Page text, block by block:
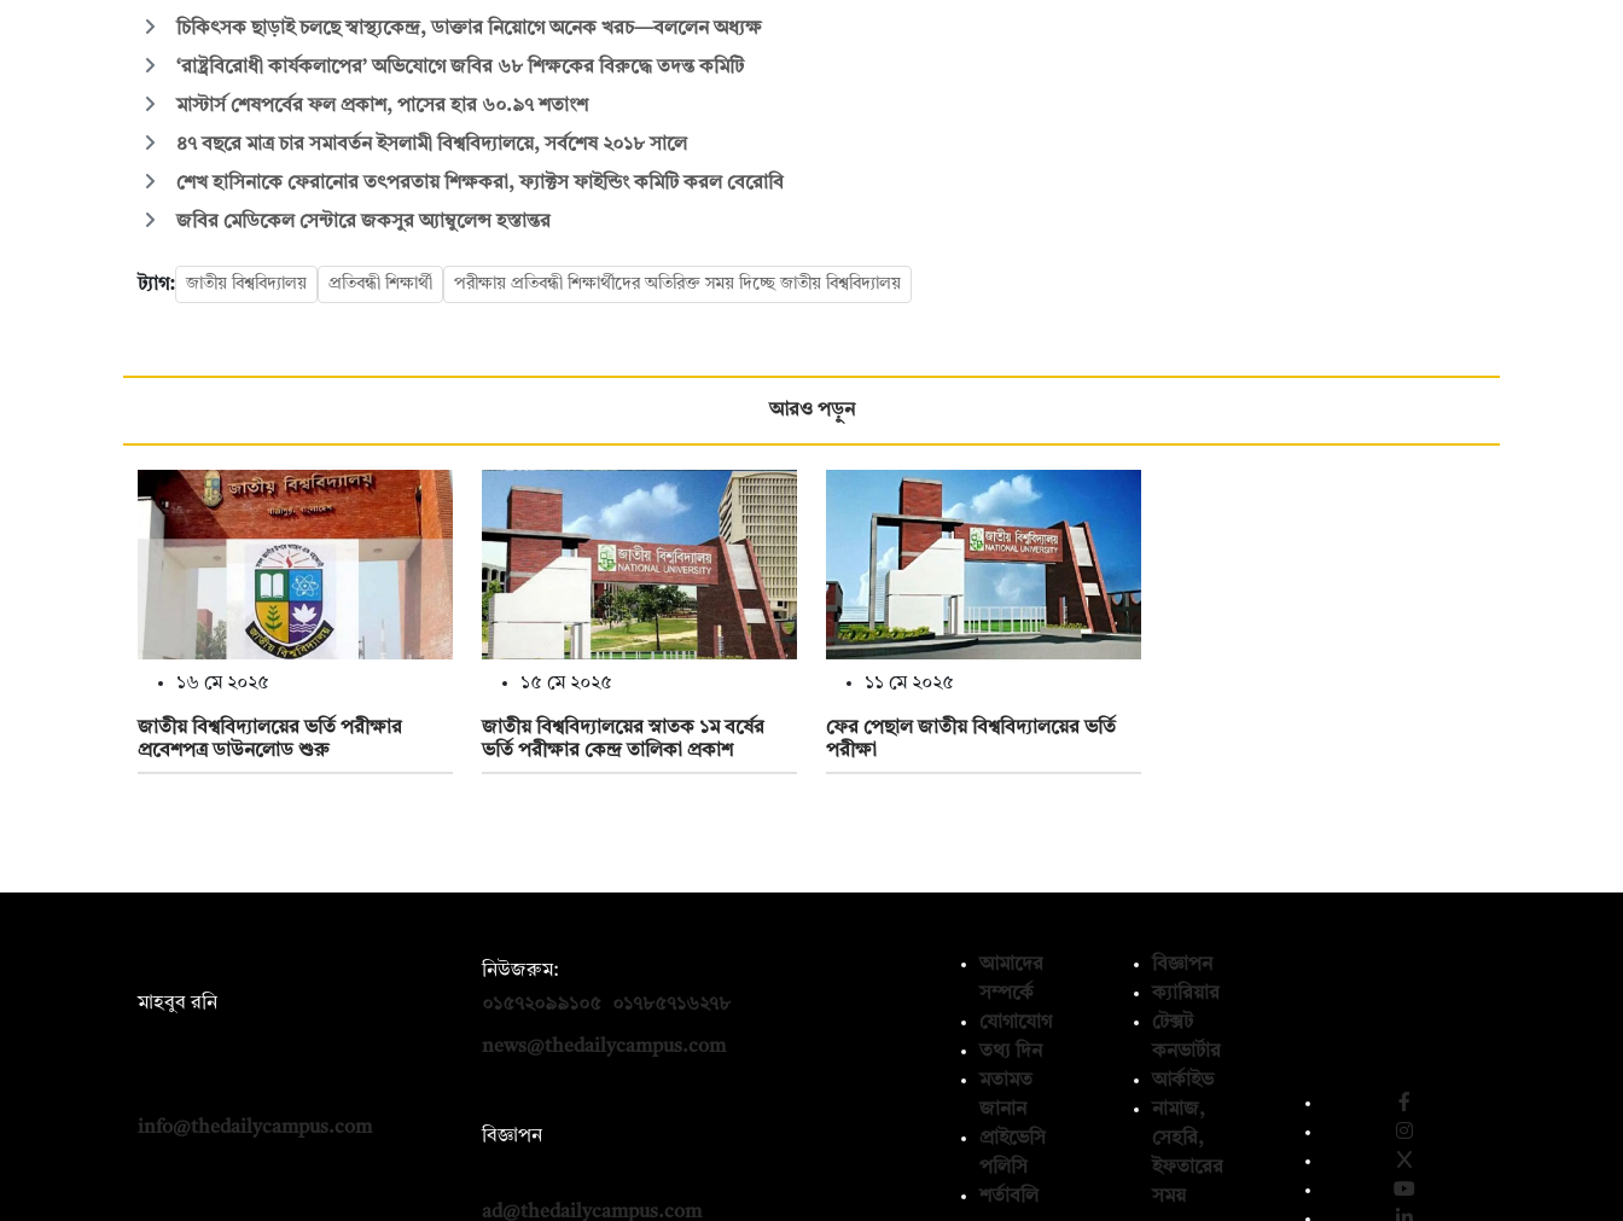
চিকিৎসক ছাড়াই চলছে স্বাস্থ্যকেন্দ্র, ডাক্তার নিয়োগে অনেক খরচ—বললেন অধ্যক্ষ
‘রাষ্ট্রবিরোধী কার্যকলাপের’ অভিযোগে জবির ৬৮ শিক্ষকের বিরুদ্ধে তদন্ত কমিটি
মাস্টার্স শেষপর্বের ফল প্রকাশ, পাসের হার ৬০.৯৭ শতাংশ
৪৭ বছরে মাত্র চার সমাবর্তন ইসলামী বিশ্ববিদ্যালয়ে, সর্বশেষ ২০১৮ সালে
শেখ হাসিনাকে ফেরানোর তৎপরতায় শিক্ষকরা, ফ্যাক্টস ফাইন্ডিং কমিটি করল বেরোবি
জবির মেডিকেল সেন্টারে জকসুর অ্যাম্বুলেন্স হস্তান্তর
ট্যাগ: জাতীয় বিশ্ববিদ্যালয় প্রতিবন্ধী শিক্ষার্থী পরীক্ষায় প্রতিবন্ধী শিক্ষার্থীদের অতিরিক্ত সময় দিচ্ছে জাতীয় বিশ্ববিদ্যালয়
আরও পড়ুন
১৬ মে ২০২৫
জাতীয় বিশ্ববিদ্যালয়ের ভর্তি পরীক্ষার
প্রবেশপত্র ডাউনলোড শুরু
১৫ মে ২০২৫
জাতীয় বিশ্ববিদ্যালয়ের স্নাতক ১ম বর্ষের
ভর্তি পরীক্ষার কেন্দ্র তালিকা প্রকাশ
১১ মে ২০২৫
ফের পেছাল জাতীয় বিশ্ববিদ্যালয়ের ভর্তি
পরীক্ষা
মাহবুব রনি
info@thedailycampus.com
নিউজরুম:
০১৫৭২০৯৯১০৫
০১৭৮৫৭১৬২৭৮
news@thedailycampus.com
বিজ্ঞাপন
ad@thedailycampus.com
আমাদের
সম্পর্কে
যোগাযোগ
তথ্য দিন
মতামত
জানান
প্রাইভেসি
পলিসি
শর্তাবলি
বিজ্ঞাপন
ক্যারিয়ার
টেক্সট
কনভার্টার
আর্কাইভ
নামাজ,
সেহরি,
ইফতারের
সময়